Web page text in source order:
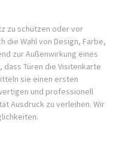
zu schützen oder vor
die Wahl von Design, Farbe,
zur Außenwirkung eines
dass Türen die Visitenkarte
sie einen ersten
und professionell
Ausdruck zu verleihen. Wir